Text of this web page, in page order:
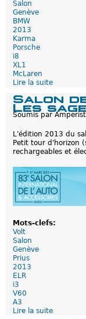
t
?
Salon
Genève
BMW
2013
Karma
Porsche
i8
XL1
McLaren
Lire la suite
S
a
n
d
e
e
n
è
v
e
0
Salon de
Les
Soumis par
L'édition 2013 du
Petit tour d'horizon
rechargeables et
Mots-clefs:
Volt
Salon
Genève
Prius
2013
ELR
i3
V60
A3
Lire la suite